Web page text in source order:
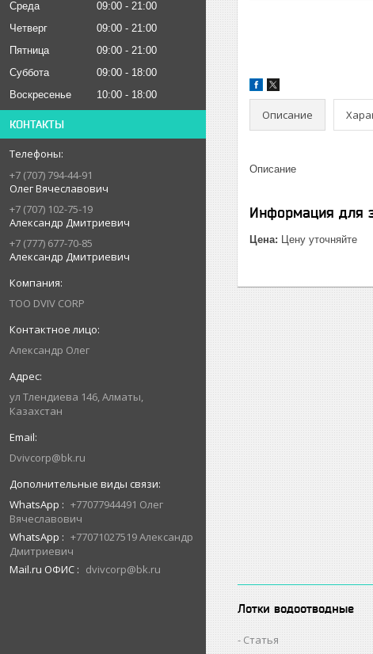
Среда
09:00
21:00
Четверг
09:00
21:00
Пятница
09:00
21:00
Суббота
09:00
18:00
Воскресенье
10:00 18:00
КОНТАКТЫ
+7 (707) 794-44-91
Олег Вячеславович
+7 (707) 102-75-19
Александр Дмитриевич
+7 (777) 677-70-85
Александр Дмитриевич
ТОО DVIV CORP
Александр Олег
ул Тлендиева 146, Алматы,
Казахстан
Dvivcorp@bk.ru
WhatsApp
+77077944491 Олег
Вячеславович
WhatsApp
+77071027519 Александр
Дмитриевич
Mail.ru ОФИС
dvivcorp@bk.ru
Описание
Описание
Информация для
Цена: Цену уточняйте
Лотки водоотводные
Статья